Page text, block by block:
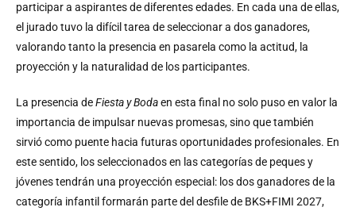
participar a aspirantes de diferentes edades. En cada una de ellas,
el jurado tuvo la difícil tarea de seleccionar a dos ganadores,
valorando tanto la presencia en pasarela como la actitud, la
proyección y la naturalidad de los participantes.
La presencia deFiesta y Bodaen esta final no solo puso en valor la
importancia de impulsar nuevas promesas, sino que también
sirvió como puente hacia futuras oportunidades profesionales. En
este sentido, los seleccionados en las categorías de peques y
jóvenes tendrán una proyección especial: los dos ganadores de la
categoría infantil formarán parte del desfile de BKS+FIMI 2027,